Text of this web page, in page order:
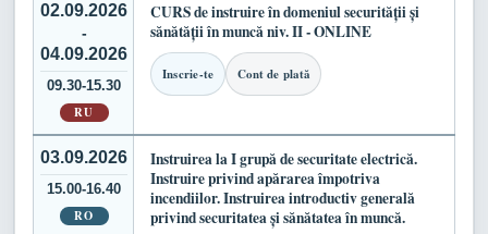
02.09.2026
-
04.09.2026
09.30-15.30
RU
CURS de instruire în domeniul securității și
sănătății în muncă niv. II - ONLINE
Inscrie-te Cont de plată
03.09.2026
15.00-16.40
RO
Instruirea la I grupă de securitate electrică.
Instruire privind apărarea împotriva
incendiilor. Instruirea introductiv generală
privind securitatea și sănătatea în muncă.